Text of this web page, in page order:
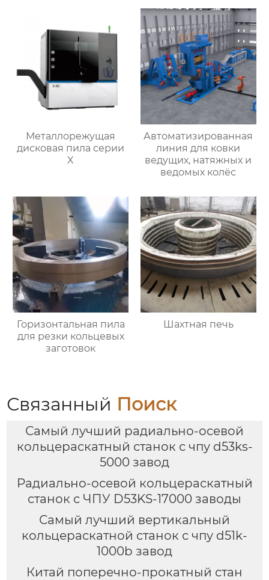
Металлорежущая
дисковая пила серии
X
Автоматизированная
линия для ковки
ведущих, натяжных и
ведомых колёс
Горизонтальная пила
для резки кольцевых
заготовок
Шахтная печь
Связанный Поиск
Самый лучший радиально-осевой
кольцераскатный станок с чпу d53ks-
5000 завод
Радиально-осевой кольцераскатный
станок с ЧПУ D53KS-17000 заводы
Самый лучший вертикальный
кольцераскатной станок с чпу d51k-
1000b завод
Китай поперечно-прокатный стан